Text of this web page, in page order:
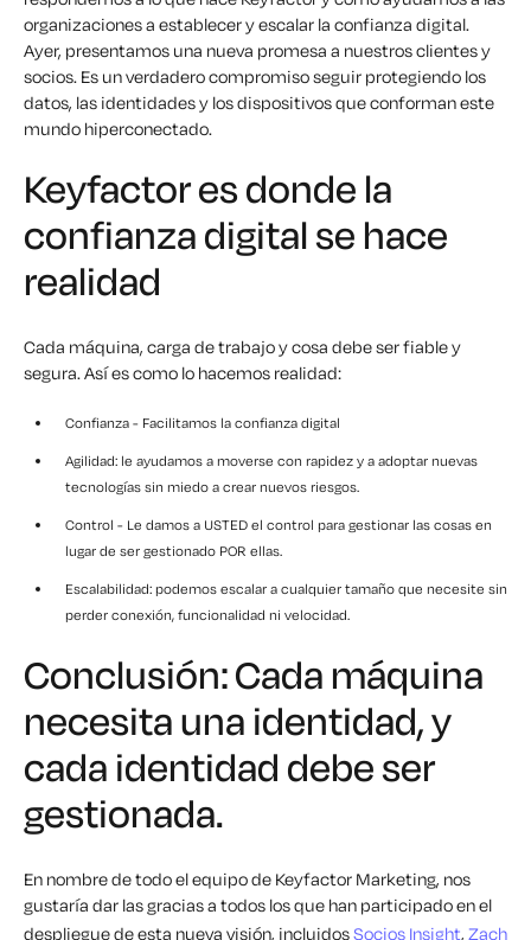
organizaciones a establecer y escalar la confianza digital.
Ayer, presentamos una nueva promesa a nuestros clientes y
socios. Es un verdadero compromiso seguir protegiendo los
datos, las identidades y los dispositivos que conforman este
mundo hiperconectado.
Keyfactor es donde la
confianza digital se hace
realidad
Cada máquina, carga de trabajo y cosa debe ser fiable y
segura. Así es como lo hacemos realidad:
Confianza - Facilitamos la confianza digital
Agilidad: le ayudamos a moverse con rapidez y a adoptar nuevas
tecnologías sin miedo a crear nuevos riesgos.
Control - Le damos a USTED el control para gestionar las cosas en
lugar de ser gestionado POR ellas.
Escalabilidad: podemos escalar a cualquier tamaño que necesite sin
perder conexión, funcionalidad ni velocidad.
Conclusión: Cada máquina
necesita una identidad, y
cada identidad debe ser
gestionada.
En nombre de todo el equipo de Keyfactor Marketing, nos
gustaría dar las gracias a todos los que han participado en el
despliegue de esta nueva visión, incluidosSocios Insight, Zach